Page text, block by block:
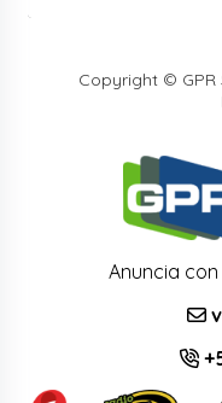
Copyright © GPR
Anuncia